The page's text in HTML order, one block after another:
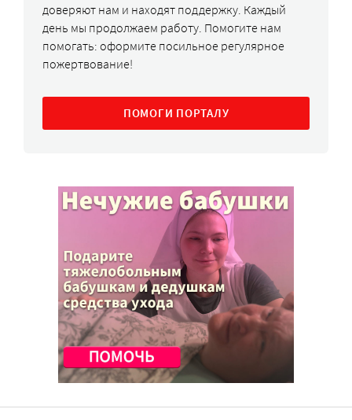
доверяют нам и находят поддержку. Каждый
день мы продолжаем работу. Помогите нам
помогать: оформите посильное регулярное
пожертвование!
ПОМОГИ ПОРТАЛУ